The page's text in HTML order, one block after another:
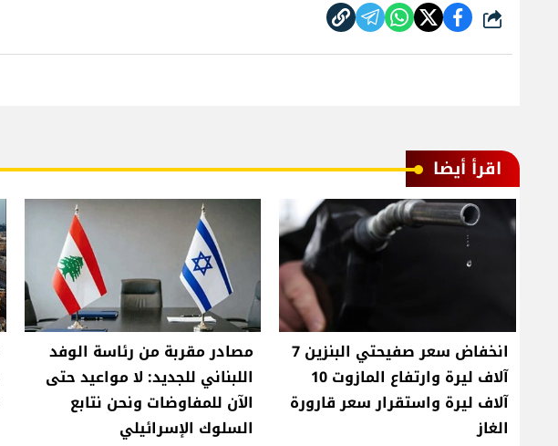
شارك
اقرأ أيضا
انخفاض سعر صفيحتي البنزين 7
آلاف ليرة وارتفاع المازوت 10
آلاف ليرة واستقرار سعر قارورة
الغاز
مصادر مقربة من رئاسة الوفد
اللبناني للجديد: لا مواعيد حتى
الآن للمفاوضات ونحن نتابع
السلوك الإسرائيلي